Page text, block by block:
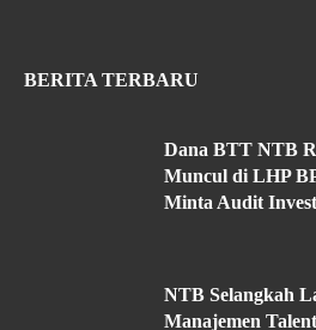
BERITA TERBARU
Dana BTT NTB
Muncul di LHP
Minta Audit
NTB Selangkah
Manajemen